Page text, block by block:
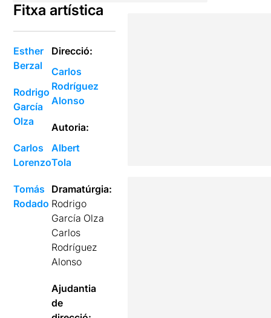
Fitxa artística
Esther
Berzal
Rodrigo
García
Olza
Carlos
Lorenzo
Tomás
Rodado
Direcció:
Carlos
Rodríguez
Alonso
Autoria:
Albert
Tola
Dramatúrgia:
Rodrigo
García Olza
Carlos
Rodríguez
Alonso
Ajudantia
de